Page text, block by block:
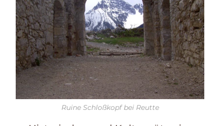
Ruine Schloßkopf bei Reutte